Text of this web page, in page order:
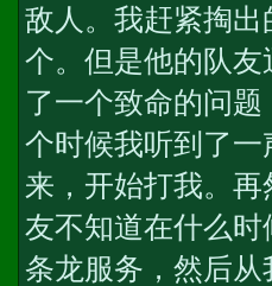
敌人。我赶紧掏
个。但是他的队
了一个致命的问
个时候我听到了
来，开始打我。
友不知道在什么时
条龙服务 ，然后